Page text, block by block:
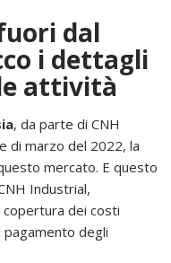
dal
i dettagli
attività
, da parte di CNH
di marzo del 2022, la
mercato. E questo
Industrial,
dei costi
pagamento degli